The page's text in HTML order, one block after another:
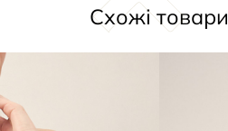
Схожі товари